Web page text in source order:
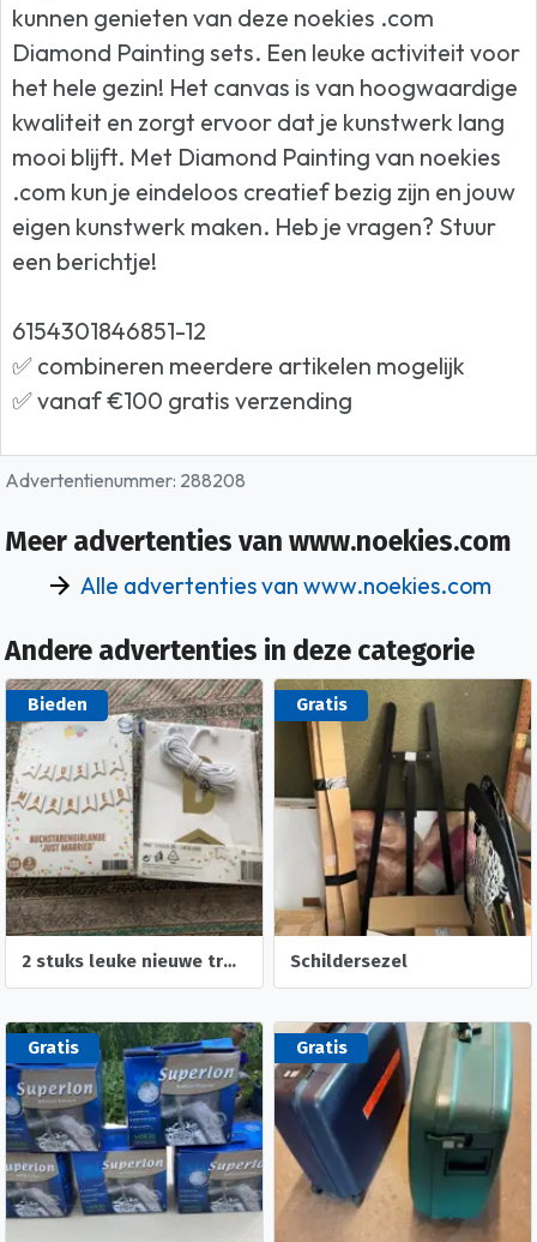
kunnen genieten van deze noekies .com
Diamond Painting sets. Een leuke activiteit voor
het hele gezin! Het canvas is van hoogwaardige
kwaliteit en zorgt ervoor dat je kunstwerk lang
mooi blijft. Met Diamond Painting van noekies
.com kun je eindeloos creatief bezig zijn en jouw
eigen kunstwerk maken. Heb je vragen? Stuur
een berichtje!
6154301846851-12
✅ combineren meerdere artikelen mogelijk
✅ vanaf €100 gratis verzending
Advertentienummer: 288208
Meer advertenties van www.noekies.com
Alle advertenties van www.noekies.com
Andere advertenties in deze categorie
Bieden
2 stuks leuke nieuwe trouw slingers- trouw foto albumpje
Gratis
Schildersezel
Gratis Gratis